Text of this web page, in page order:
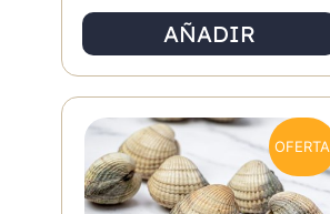
AÑADIR
OFERTA